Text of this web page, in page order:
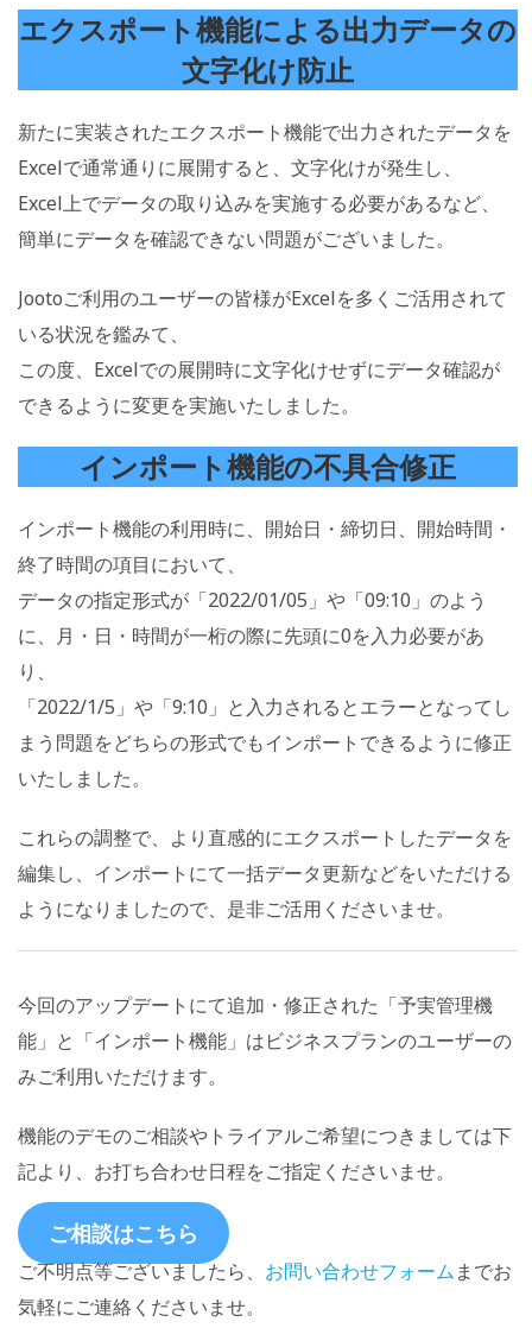
エクスポート機能による出力データの
文字化け防止
新たに実装されたエクスポート機能で出力されたデータを
Excelで通常通りに展開すると、文字化けが発生し、
Excel上でデータの取り込みを実施する必要があるなど、
簡単にデータを確認できない問題がございました。
Jootoご利用のユーザーの皆様がExcelを多くご活用されて
いる状況を鑑みて、
この度、Excelでの展開時に文字化けせずにデータ確認が
できるように変更を実施いたしました。
インポート機能の不具合修正
インポート機能の利用時に、開始日・締切日、開始時間・
終了時間の項目において、
データの指定形式が「2022/01/05」や「09:10」のよう
に、月・日・時間が一桁の際に先頭に0を入力必要があ
り、
「2022/1/5」や「9:10」と入力されるとエラーとなってし
まう問題をどちらの形式でもインポートできるように修正
いたしました。
これらの調整で、より直感的にエクスポートしたデータを
編集し、インポートにて一括データ更新などをいただける
ようになりましたので、是非ご活用くださいませ。
今回のアップデートにて追加・修正された「予実管理機
能」と「インポート機能」はビジネスプランのユーザーの
みご利用いただけます。
機能のデモのご相談やトライアルご希望につきましては下
記より、お打ち合わせ日程をご指定くださいませ。
ご相談はこちら
ご不明点等ございましたら、 お問い合わせフォームまでお
気軽にご連絡くださいませ。